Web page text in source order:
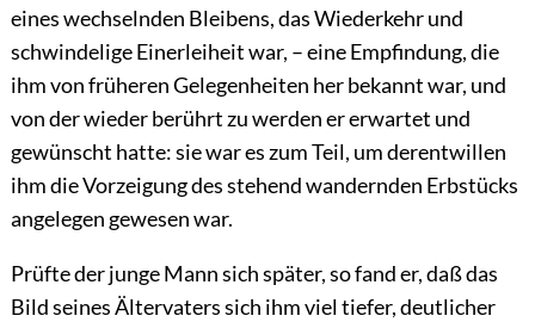
eines wechselnden Bleibens, das Wiederkehr und
schwindelige Einerleiheit war, – eine Empfindung, die
ihm von früheren Gelegenheiten her bekannt war, und
von der wieder berührt zu werden er erwartet und
gewünscht hatte: sie war es zum Teil, um derentwillen
ihm die Vorzeigung des stehend wandernden Erbstücks
angelegen gewesen war.
Prüfte der junge Mann sich später, so fand er, daß das
Bild seines Ältervaters sich ihm viel tiefer, deutlicher